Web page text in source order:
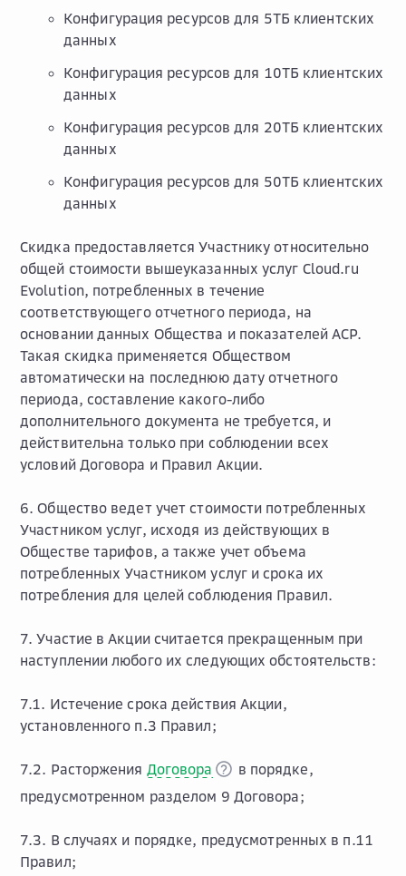
Конфигурация ресурсов для 5ТБ клиентских
данных
Конфигурация ресурсов для 10ТБ клиентских
данных
Конфигурация ресурсов для 20ТБ клиентских
данных
Конфигурация ресурсов для 50ТБ клиентских
данных
Скидка предоставляется Участнику относительно
общей стоимости вышеуказанных услуг Cloud.ru
Evolution, потребленных в течение
соответствующего отчетного периода, на
основании данных Общества и показателей АСР.
Такая скидка применяется Обществом
автоматически на последнюю дату отчетного
периода, составление какого-либо
дополнительного документа не требуется, и
действительна только при соблюдении всех
условий Договора и Правил Акции.
6. Общество ведет учет стоимости потребленных
Участником услуг, исходя из действующих в
Обществе тарифов, а также учет объема
потребленных Участником услуг и срока их
потребления для целей соблюдения Правил.
7. Участие в Акции считается прекращенным при
наступлении любого их следующих обстоятельств:
7.1. Истечение срока действия Акции,
установленного п.3 Правил;
7.2. Расторжения Договора
в порядке,
предусмотренном разделом 9 Договора;
7.3. В случаях и порядке, предусмотренных в п.11
Правил;